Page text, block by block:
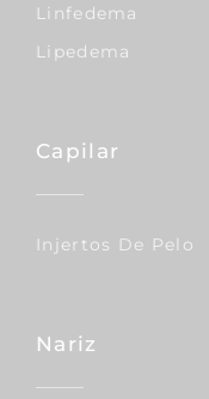
Linfedema
Lipedema
Capilar
Injertos De Pelo
Nariz